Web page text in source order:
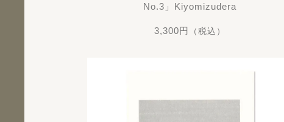
No.3」Kiyomizudera
3,300円 （税込）